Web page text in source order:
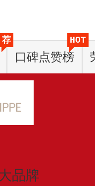
荐
口碑点赞榜
HOT
品牌